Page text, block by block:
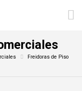
Freidoras de Piso